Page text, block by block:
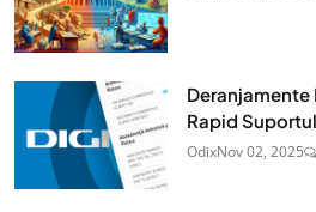
Deranjamente
Rapid
OdixNov 02, 2025